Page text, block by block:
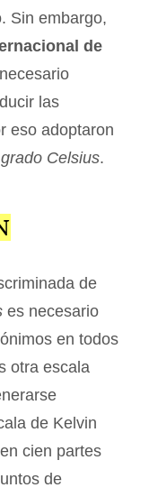
Sin embargo,
de
las
eso adoptaron
grado Celsius.
de
es necesario
en todos
otra escala
de Kelvin
cien partes
de